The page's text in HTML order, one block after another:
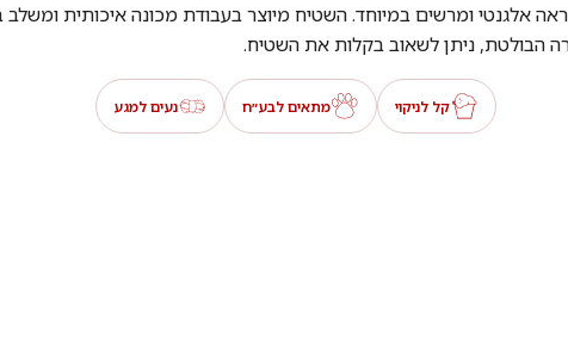
אלגנטי ומרשים במיוחד. השטיח מיוצר בעבודת מכונה איכותית ומשלב
ניתן לשאוב בקלות את השטיח.
קל לניקוי מתאים לבע״ח נעים למגע